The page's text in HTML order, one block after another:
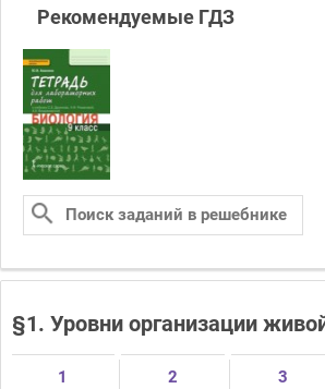
Рекомендуемые ГДЗ
§1. Уровни организации
1 2 3